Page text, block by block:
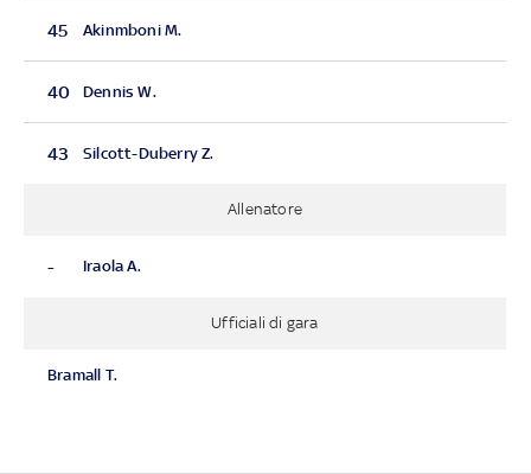
45 Akinmboni M.
40 Dennis W.
43 Silcott-Duberry Z.
Allenatore
- Iraola A.
Ufficiali di gara
Bramall T.